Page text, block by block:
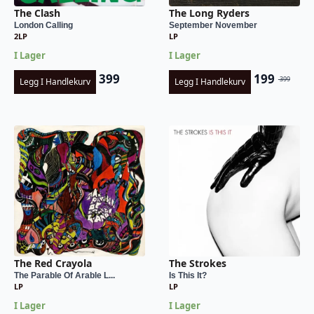
The Clash
London Calling
2LP
I Lager
Legg I Handlekurv 399
The Long Ryders
September November
LP
I Lager
Legg I Handlekurv 399
pris
kr 399.
199
pris
kr 199.
The Red Crayola
The Parable Of Arable L...
LP
I Lager
The Strokes
Is This It?
LP
I Lager